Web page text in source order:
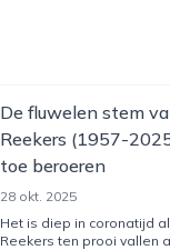
De fluwelen stem
Reekers (1957-
toe beroeren
28 okt. 2025
Het is diep in coronatijd
Reekers ten prooi vallen